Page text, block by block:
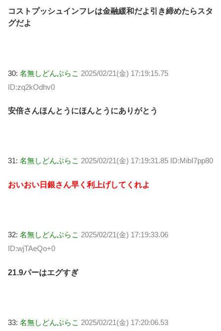
コストプッシュインフレは金融緩和だよ引き締めたらスタ
グだよ
30: 名無しどんぶらこ 2025/02/21(金) 17:19:15.75
ID:zq2kOdhv0
安倍さんほんとうにほんとうにありがとう
31: 名無しどんぶらこ 2025/02/21(金) 17:19:31.85 ID:MibI7pp80
おいおい日銀さん早く利上げしてくれよ
32: 名無しどんぶらこ 2025/02/21(金) 17:19:33.06
ID:wjTAeQo+0
21.9パーはエグすぎ
33: 名無しどんぶらこ 2025/02/21(金) 17:20:06.53